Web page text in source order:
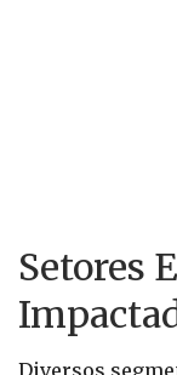
Setores
Diversos